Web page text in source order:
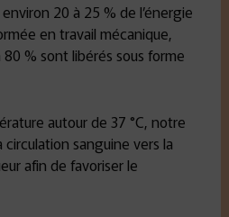
20 à 25 % de l’énergie
en travail mécanique,
% sont libérés sous forme
autour de 37 °C, notre
sanguine vers la
afin de favoriser le